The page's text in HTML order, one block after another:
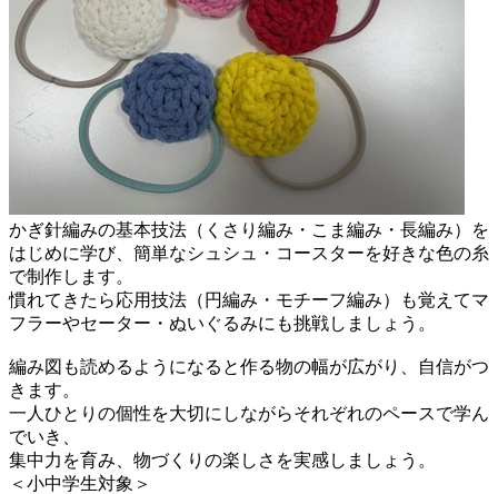
かぎ針編みの基本技法（くさり編み・こま編み・長編み）を
はじめに学び、簡単なシュシュ・コースターを好きな色の糸
で制作します。
慣れてきたら応用技法（円編み・モチーフ編み）も覚えてマ
フラーやセーター・ぬいぐるみにも挑戦しましょう。
編み図も読めるようになると作る物の幅が広がり、自信がつ
きます。
一人ひとりの個性を大切にしながらそれぞれのペースで学ん
でいき、
集中力を育み、物づくりの楽しさを実感しましょう。
＜小中学生対象＞